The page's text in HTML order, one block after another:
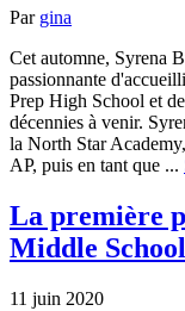
Par gina
Cet automne, Syrena
passionnante
Prep High School et
décennies à venir.
la North Star
AP, puis en tant que ...
La première
Middle
11 juin 2020